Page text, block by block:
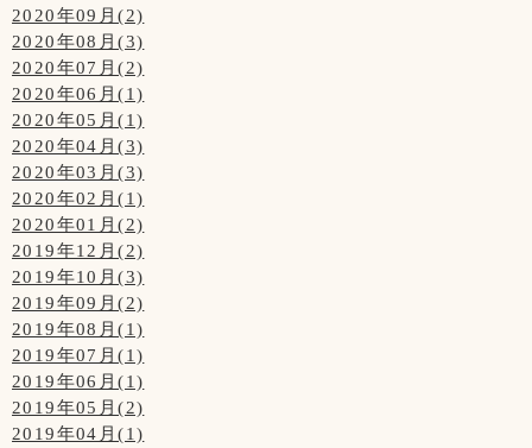
2020年09月(2)
2020年08月(3)
2020年07月(2)
2020年06月(1)
2020年05月(1)
2020年04月(3)
2020年03月(3)
2020年02月(1)
2020年01月(2)
2019年12月(2)
2019年10月(3)
2019年09月(2)
2019年08月(1)
2019年07月(1)
2019年06月(1)
2019年05月(2)
2019年04月(1)